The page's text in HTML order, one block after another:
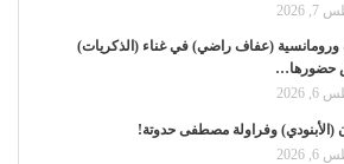
2026
ورومانسية (عفاف راضي) في غناء (الذكريات)
حضورها…
2026
(الأبنودي) وفراولة مصطفى حدوتة!
2026